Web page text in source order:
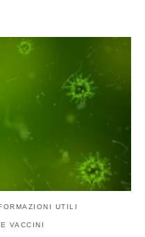
UTILI
VACCINI